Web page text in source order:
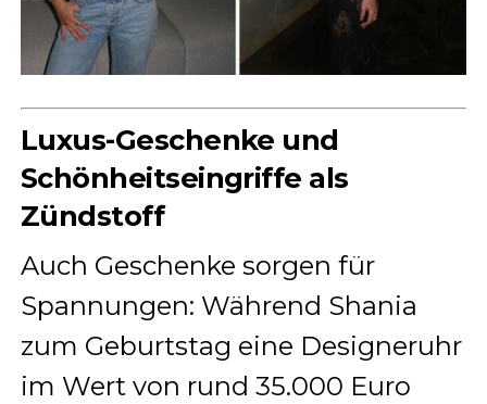
Luxus-Geschenke und
Schönheitseingriffe als
Zündstoff
Auch Geschenke sorgen für
Spannungen: Während Shania
zum Geburtstag eine Designeruhr
im Wert von rund 35.000 Euro